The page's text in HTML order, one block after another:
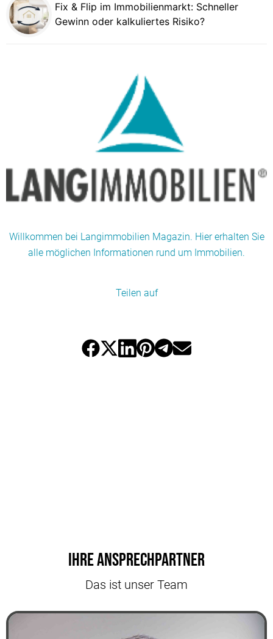
Fix & Flip im Immobilienmarkt: Schneller
Gewinn oder kalkuliertes Risiko?
Willkommen bei Langimmobilien Magazin. Hier erhalten Sie
alle möglichen Informationen rund um Immobilien.
Teilen auf
Ihre Ansprechpartner
Das ist unser Team